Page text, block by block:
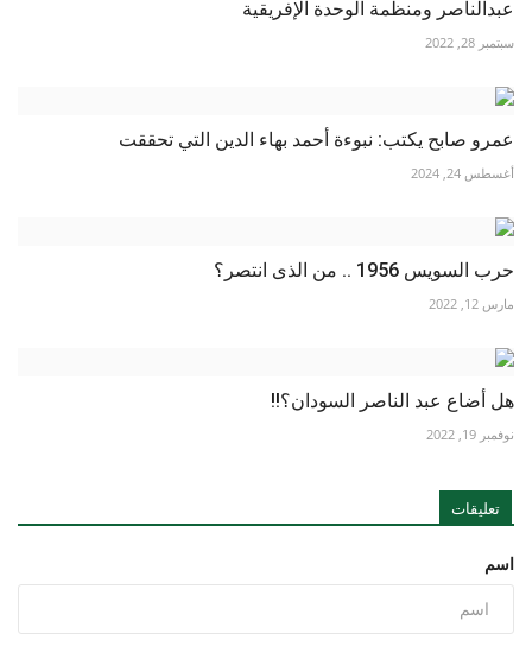
عبدالناصر ومنظمة الوحدة الإفريقية
سبتمبر 28, 2022
عمرو صابح يكتب: نبوءة أحمد بهاء الدين التي تحققت
أغسطس 24, 2024
حرب السويس 1956 .. من الذى انتصر؟
مارس 12, 2022
هل أضاع عبد الناصر السودان؟!!
نوفمبر 19, 2022
تعليقات
اسم